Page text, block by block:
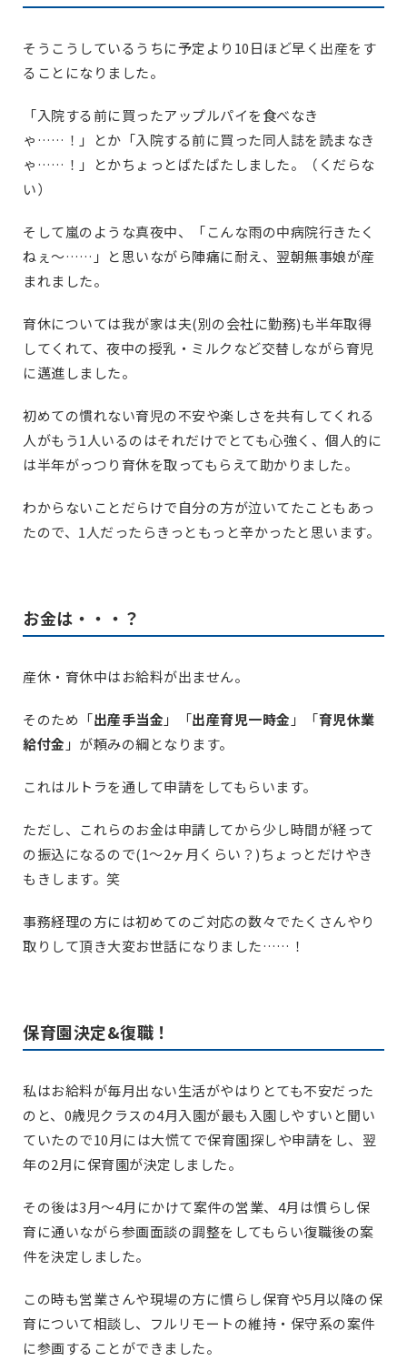
そうこうしているうちに予定より10日ほど早く出産をす
ることになりました。
「入院する前に買ったアップルパイを食べなき
ゃ……！」とか「入院する前に買った同人誌を読まなき
ゃ……！」とかちょっとばたばたしました。（くだらな
い）
そして嵐のような真夜中、「こんな雨の中病院行きたく
ねぇ〜……」と思いながら陣痛に耐え、翌朝無事娘が産
まれました。
育休については我が家は夫(別の会社に勤務)も半年取得
してくれて、夜中の授乳・ミルクなど交替しながら育児
に邁進しました。
初めての慣れない育児の不安や楽しさを共有してくれる
人がもう1人いるのはそれだけでとても心強く、個人的に
は半年がっつり育休を取ってもらえて助かりました。
わからないことだらけで自分の方が泣いてたこともあっ
たので、1人だったらきっともっと辛かったと思います。
お金は・・・？
産休・育休中はお給料が出ません。
そのため「出産手当金 」「出産育児一時金 」「育児休業
給付金 」が頼みの綱となります。
これはルトラを通して申請をしてもらいます。
ただし、これらのお金は申請してから少し時間が経って
の振込になるので(1〜2ヶ月くらい？)ちょっとだけやき
もきします。笑
事務経理の方には初めてのご対応の数々でたくさんやり
取りして頂き大変お世話になりました……！
保育園決定&復職！
私はお給料が毎月出ない生活がやはりとても不安だった
のと、0歳児クラスの4月入園が最も入園しやすいと聞い
ていたので10月には大慌てで保育園探しや申請をし、翌
年の2月に保育園が決定しました。
その後は3月〜4月にかけて案件の営業、4月は慣らし保
育に通いながら参画面談の調整をしてもらい復職後の案
件を決定しました。
この時も営業さんや現場の方に慣らし保育や5月以降の保
育について相談し、フルリモートの維持・保守系の案件
に参画することができました。